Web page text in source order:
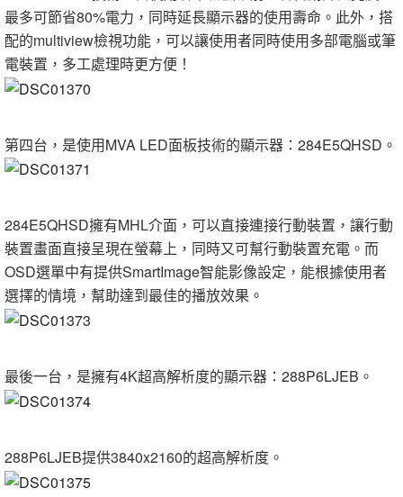
最多可節省80%電力，同時延長顯示器的使用壽命。此外，搭
配的multiview檢視功能，可以讓使用者同時使用多部電腦或筆
電裝置，多工處理時更方便！
第四台，是使用MVA LED面板技術的顯示器：284E5QHSD。
284E5QHSD擁有MHL介面，可以直接連接行動裝置，讓行動
裝置畫面直接呈現在螢幕上，同時又可幫行動裝置充電。而
OSD選單中有提供SmartImage智能影像設定，能根據使用者
選擇的情境，幫助達到最佳的播放效果。
最後一台，是擁有4K超高解析度的顯示器：288P6LJEB。
288P6LJEB提供3840x2160的超高解析度。